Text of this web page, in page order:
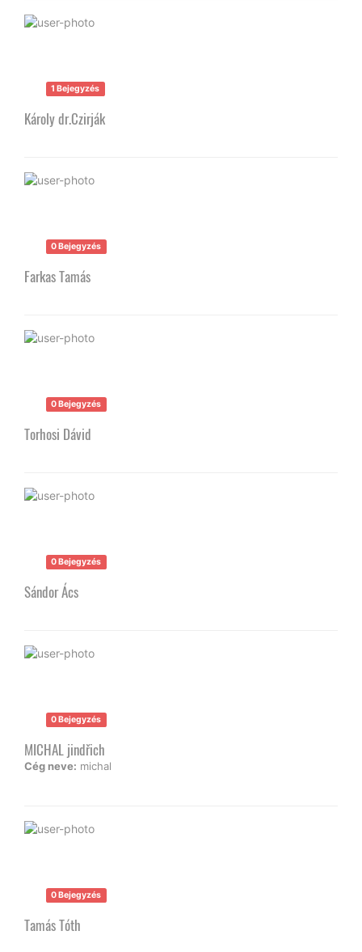
1 Bejegyzés
Károly dr.Czirják
0 Bejegyzés
Farkas Tamás
0 Bejegyzés
Torhosi Dávid
0 Bejegyzés
Sándor Ács
0 Bejegyzés
MICHAL jindřich
Cég neve: michal
0 Bejegyzés
Tamás Tóth